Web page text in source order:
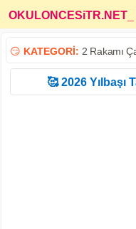
OKULONCESiTR.NET
😏 KATEGORİ: 2 Rakamı
🥰 2026 Yılbaşı